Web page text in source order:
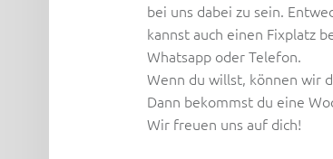
bei uns dabei zu sein.
kannst auch einen Fixplatz
Whatsapp oder Telefon.
Wenn du willst, können wir
Dann bekommst du eine
Wir freuen uns auf dich!